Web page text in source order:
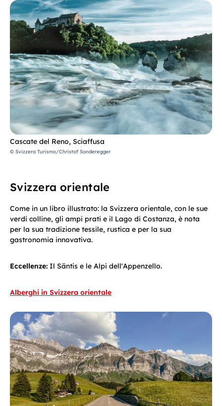
Cascate del Reno, Sciaffusa
© Svizzera Turismo/Christof Sonderegger
Svizzera orientale
Come in un libro illustrato: la Svizzera orientale, con le sue
verdi colline, gli ampi prati e il Lago di Costanza, è nota
per la sua tradizione tessile, rustica e per la sua
gastronomia innovativa.
Eccellenze: Il Säntis e le Alpi dell'Appenzello.
Alberghi in Svizzera orientale